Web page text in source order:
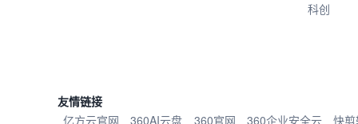
科创
友情链接
亿方云官网
360AI云盘 360官网 360企业安全云 快